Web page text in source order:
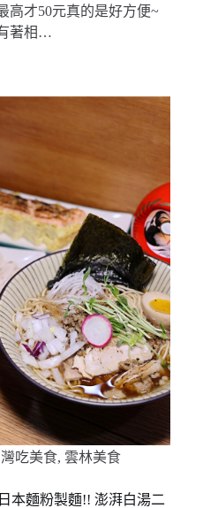
高才50元真的是好方便~
著相…
吃美食, 雲林美食
本麵粉製麵!! 澎湃白湯二